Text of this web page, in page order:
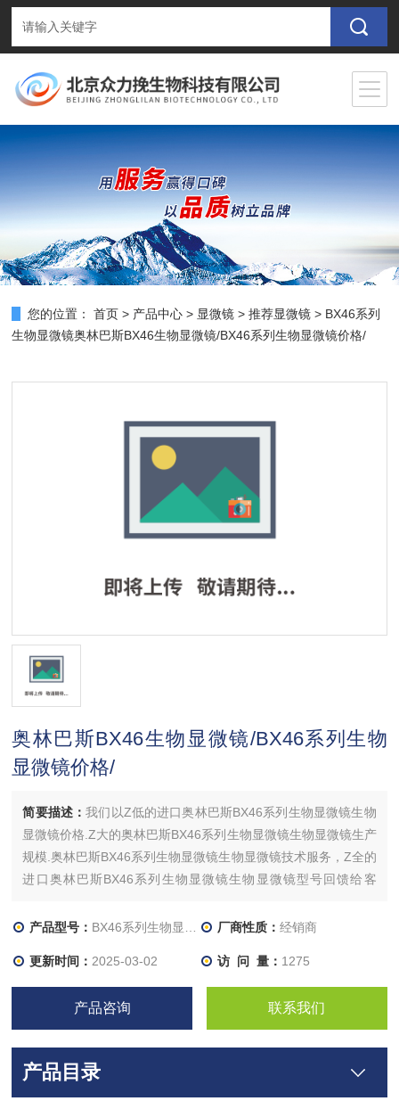
您的位置： 首页 > 产品中心 > 显微镜 >推荐显微镜 > BX46系列
生物显微镜奥林巴斯BX46生物显微镜/BX46系列生物显微镜价格/
奥林巴斯BX46生物显微镜/BX46系列生物
显微镜价格/
简要描述：我们以Z低的进口奥林巴斯BX46系列生物显微镜生物
显微镜价格.Z大的奥林巴斯BX46系列生物显微镜生物显微镜生产
规模.奥林巴斯BX46系列生物显微镜生物显微镜技术服务，Z全的
进口奥林巴斯BX46系列生物显微镜生物显微镜型号回馈给客
众力挽生物科技有限公司特别提供，欢迎惠顾！
产品型号： BX46系列生物显微镜 厂商性质： 经销商
更新时间： 2025-03-02 访 问 量： 1275
产品咨询 联系我们
产品目录